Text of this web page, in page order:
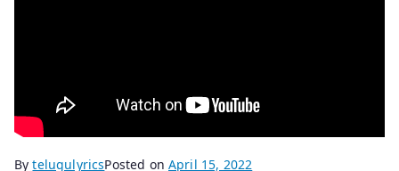
BytelugulyricsPosted onApril 15, 2022